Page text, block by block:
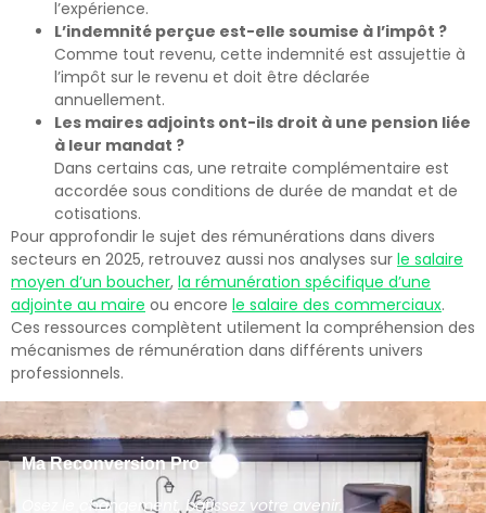
l’expérience.
L’indemnité perçue est-elle soumise à l’impôt ?
Comme tout revenu, cette indemnité est assujettie à
l’impôt sur le revenu et doit être déclarée
annuellement.
Les maires adjoints ont-ils droit à une pension liée
à leur mandat ?
Dans certains cas, une retraite complémentaire est
accordée sous conditions de durée de mandat et de
cotisations.
Pour approfondir le sujet des rémunérations dans divers
secteurs en 2025, retrouvez aussi nos analyses sur le salaire
moyen d’un boucher, la rémunération spécifique d’une
adjointe au maire ou encore le salaire des commerciaux.
Ces ressources complètent utilement la compréhension des
mécanismes de rémunération dans différents univers
professionnels.
Ma Reconversion Pro
Osez le changement, bâtissez votre avenir.